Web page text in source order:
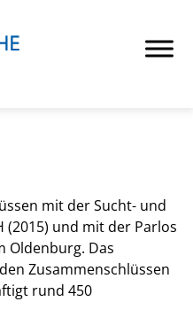
mit der Sucht- und
(2015) und mit der Parlos
Oldenburg. Das
Zusammenschlüssen
rund 450